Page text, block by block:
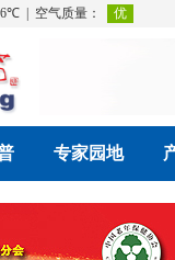
专家园地